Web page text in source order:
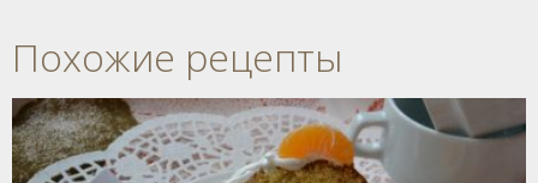
Похожие рецепты